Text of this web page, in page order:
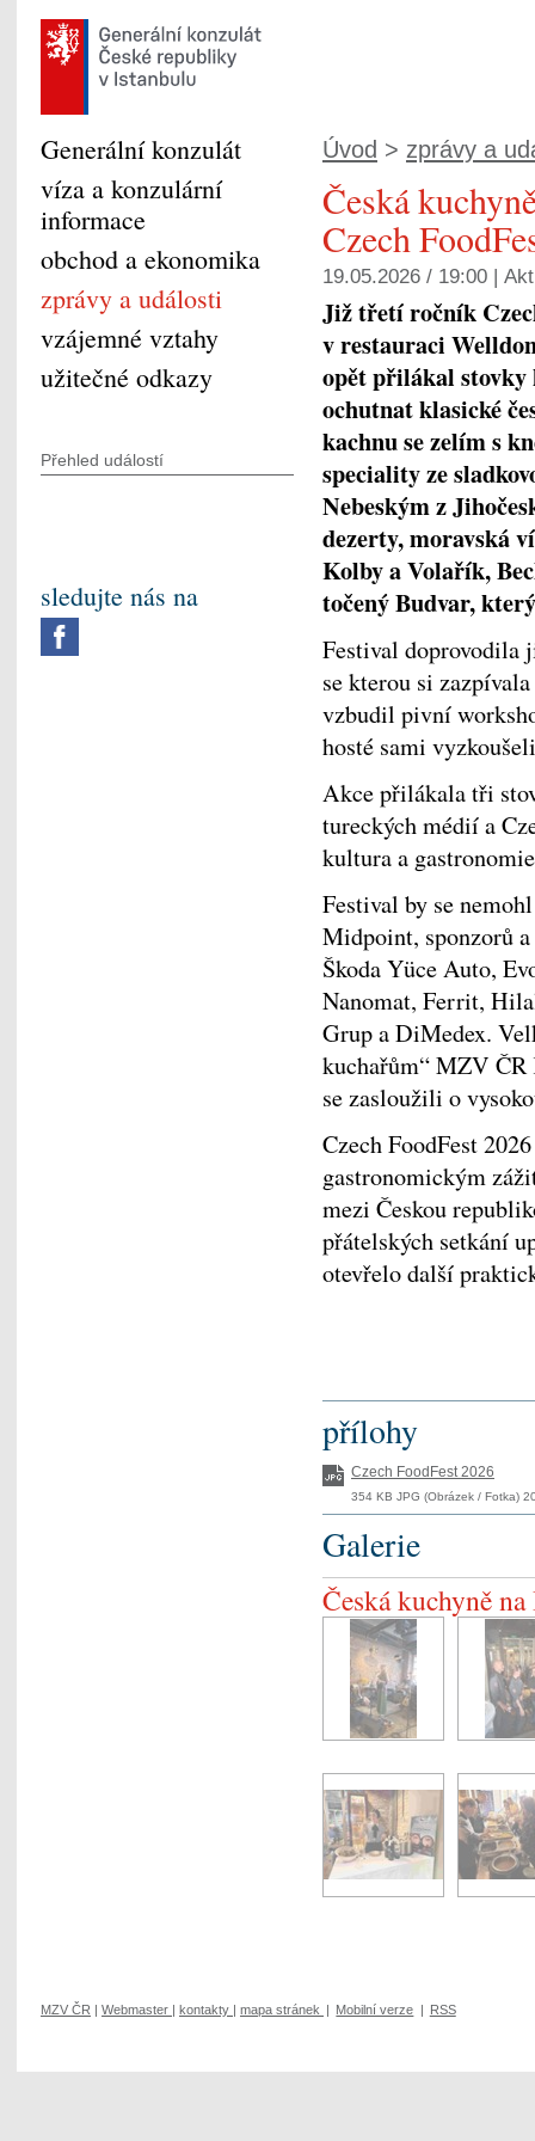
Úvod > zprávy a
Česká
Czech
19.05.2026 / 19:00 |
Již třetí ročník
v restauraci
opět přilákal stovky
ochutnat klasické
kachnu se zelím s
speciality ze
Nebeským z
dezerty, moravská
Kolby a Volařík,
točený Budvar,
Festival doprovodila
se kterou si
vzbudil pivní
hosté sami
Akce přilákala tři
tureckých médií a
kultura a
Festival by se
Midpoint, sponzorů
Škoda Yüce Auto,
Nanomat, Ferrit,
Grup a DiMedex.
kuchařům“ MZV
se zasloužili o
Czech FoodFest
gastronomickým
mezi Českou
přátelských setkání
otevřelo další
přílohy
Czech FoodFest 2026
354 KB JPG (Obrázek / Fotka)
Galerie
Česká kuchyně
Generální konzulát
víza a konzulární
informace
obchod a ekonomika
zprávy a události
vzájemné vztahy
užitečné odkazy
Přehled událostí
sledujte nás na
MZV ČR | Webmaster | kontakty | mapa stránek | Mobilní verze | RSS